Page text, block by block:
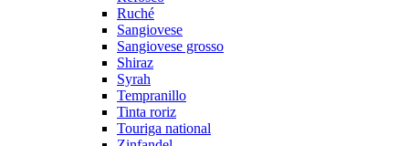
Ruché
Sangiovese
Sangiovese grosso
Shiraz
Syrah
Tempranillo
Tinta roriz
Touriga national